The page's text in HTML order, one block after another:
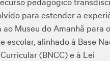
para estender a
Museu do Amanhã para
escolar, alinhado à Base
(BNCC) e à Lei